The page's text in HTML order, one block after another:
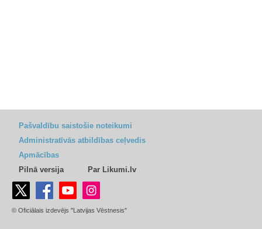
Pašvaldību saistošie noteikumi
Administratīvās atbildības ceļvedis
Apmācības
Pilnā versija
Par Likumi.lv
© Oficiālais izdevējs "Latvijas Vēstnesis"